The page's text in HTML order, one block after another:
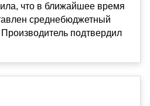
что в ближайшее время
среднебюджетный
подтвердил